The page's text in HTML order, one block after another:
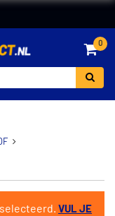
0
VUL JE